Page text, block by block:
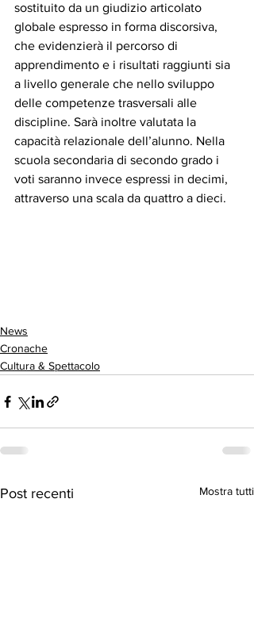
sostituito da un giudizio articolato
globale espresso in forma discorsiva,
che evidenzierà il percorso di
apprendimento e i risultati raggiunti sia
a livello generale che nello sviluppo
delle competenze trasversali alle
discipline. Sarà inoltre valutata la
capacità relazionale dell’alunno. Nella
scuola secondaria di secondo grado i
voti saranno invece espressi in decimi,
attraverso una scala da quattro a dieci.
News
Cronache
Cultura & Spettacolo
Post recenti Mostra tutti